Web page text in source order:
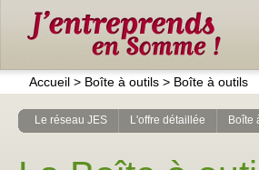
Accueil > Boîte à outils > Boîte à outils
Le réseau JES L'offre détaillée Boîte